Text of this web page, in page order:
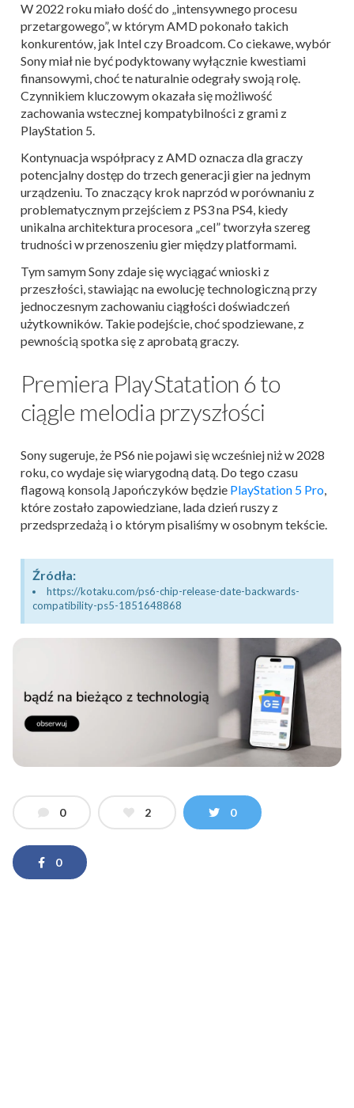
W 2022 roku miało dość do „intensywnego procesu
przetargowego”, w którym AMD pokonało takich
konkurentów, jak Intel czy Broadcom. Co ciekawe, wybór
Sony miał nie być podyktowany wyłącznie kwestiami
finansowymi, choć te naturalnie odegrały swoją rolę.
Czynnikiem kluczowym okazała się możliwość
zachowania wstecznej kompatybilności z grami z
PlayStation 5.
Kontynuacja współpracy z AMD oznacza dla graczy
potencjalny dostęp do trzech generacji gier na jednym
urządzeniu. To znaczący krok naprzód w porównaniu z
problematycznym przejściem z PS3 na PS4, kiedy
unikalna architektura procesora „cel” tworzyła szereg
trudności w przenoszeniu gier między platformami.
Tym samym Sony zdaje się wyciągać wnioski z
przeszłości, stawiając na ewolucję technologiczną przy
jednoczesnym zachowaniu ciągłości doświadczeń
użytkowników. Takie podejście, choć spodziewane, z
pewnością spotka się z aprobatą graczy.
Premiera PlayStatation 6 to
ciągle melodia przyszłości
Sony sugeruje, że PS6 nie pojawi się wcześniej niż w 2028
roku, co wydaje się wiarygodną datą. Do tego czasu
flagową konsolą Japończyków będzie PlayStation 5 Pro,
które zostało zapowiedziane, lada dzień ruszy z
przedsprzedażą i o którym pisaliśmy w osobnym tekście.
Źródła:
https://kotaku.com/ps6-chip-release-date-backwards-
compatibility-ps5-1851648868
0 2 0
0